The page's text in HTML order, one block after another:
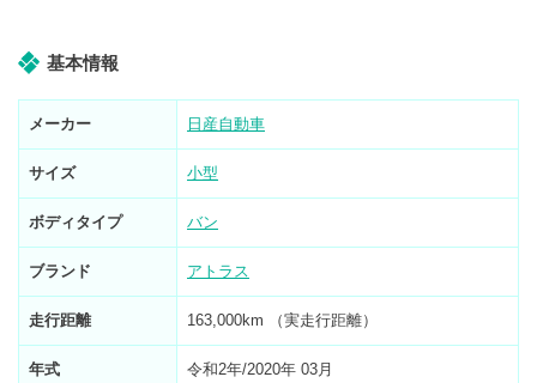
基本情報
メーカー 日産自動車
サイズ 小型
ボディタイプ バン
ブランド アトラス
走行距離 163,000km （実走行距離）
年式 令和2年/2020年 03月